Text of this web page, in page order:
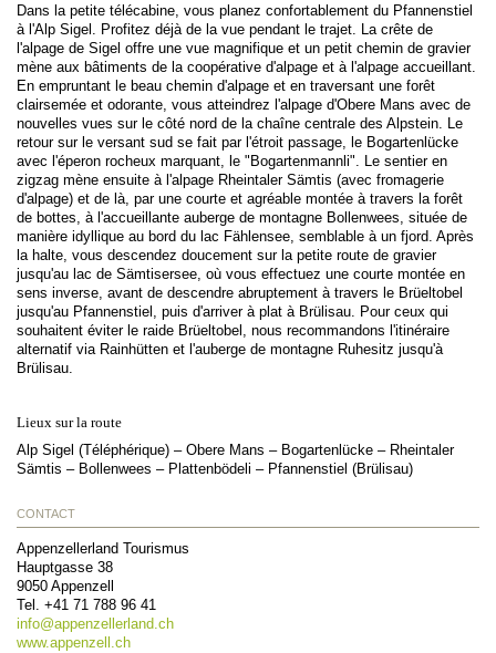
Dans la petite télécabine, vous planez confortablement du Pfannenstiel
à l'Alp Sigel. Profitez déjà de la vue pendant le trajet. La crête de
l'alpage de Sigel offre une vue magnifique et un petit chemin de gravier
mène aux bâtiments de la coopérative d'alpage et à l'alpage accueillant.
En empruntant le beau chemin d'alpage et en traversant une forêt
clairsemée et odorante, vous atteindrez l'alpage d'Obere Mans avec de
nouvelles vues sur le côté nord de la chaîne centrale des Alpstein. Le
retour sur le versant sud se fait par l'étroit passage, le Bogartenlücke
avec l'éperon rocheux marquant, le "Bogartenmannli". Le sentier en
zigzag mène ensuite à l'alpage Rheintaler Sämtis (avec fromagerie
d'alpage) et de là, par une courte et agréable montée à travers la forêt
de bottes, à l'accueillante auberge de montagne Bollenwees, située de
manière idyllique au bord du lac Fählensee, semblable à un fjord. Après
la halte, vous descendez doucement sur la petite route de gravier
jusqu'au lac de Sämtisersee, où vous effectuez une courte montée en
sens inverse, avant de descendre abruptement à travers le Brüeltobel
jusqu'au Pfannenstiel, puis d'arriver à plat à Brülisau. Pour ceux qui
souhaitent éviter le raide Brüeltobel, nous recommandons l'itinéraire
alternatif via Rainhütten et l'auberge de montagne Ruhesitz jusqu'à
Brülisau.
Lieux sur la route
Alp Sigel (Téléphérique) – Obere Mans – Bogartenlücke – Rheintaler
Sämtis – Bollenwees – Plattenbödeli – Pfannenstiel (Brülisau)
CONTACT
Appenzellerland Tourismus
Hauptgasse 38
9050 Appenzell
Tel. +41 71 788 96 41
info@appenzellerland.ch
www.appenzell.ch